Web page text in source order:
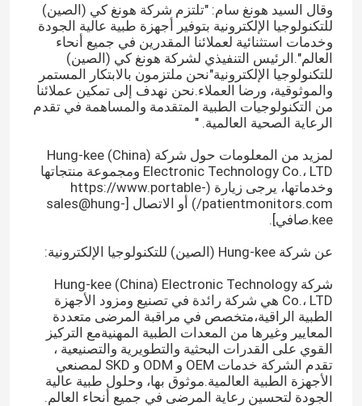
وقال السيد هونغ سام: "تلتزم شركة هونغ كي (الصين)
للتكنولوجيا الإلكترونية بتوفير أجهزة طبية عالية الجودة
وخدمات استثنائية لعملائنا المقدرين في جميع أنحاء
العالم".الرئيس التنفيذي لشركة هونغ كي (الصين)
للتكنولوجيا الإلكترونية"نحن ملتزمون بالابتكار المستمر
والموثوقية، ورضا العملاء.نحن نهدف إلى تمكين عملائنا
من التكنولوجيات الطبية المتقدمة والمساهمة في تقدم
الرعاية الصحية العالمية. "
لمزيد من المعلومات حول شركة Hung-kee (China)
Electronic Technology Co.، LTD ومجموعة منتجاتها
وخدماتها، يرجى زيارة (https://www.portable-
patientmonitors.com/) أو الاتصال [sales@hung-
kee.صافي].
عن شركة Hung-kee (الصين) للتكنولوجيا الإلكترونية:
شركة Hung-kee (China) Electronic Technology
Co.، LTD هي شركة رائدة في تصنيع ومزود الأجهزة
الطبية الراقية،متخصص في مراقبة المرضى متعددة
المعايير وغيرها من المعدات الطبية المهنيةمع التركيز
القوي على القدرات البحثية والتطويرية والتصنيعية ،
تقدم الشركة خدمات OEM و ODM و SKD لمصنعي
الأجهزة الطبية العالمية.موثوق بها، وحلول طبية عالية
الجودة لتحسين رعاية المرضى في جميع أنحاء العالم.